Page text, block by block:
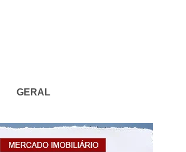
GERAL